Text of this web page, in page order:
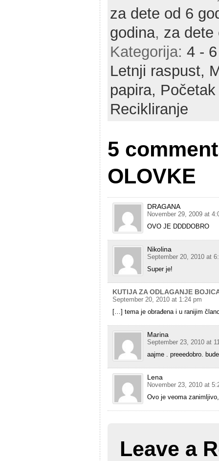
za dete od 6
godina, za dete
Kategorija: 4 -
Letnji raspust,
papira,
Recikliranje
5
OLOVKE
DRAGANA
November 29, 2009 at
OVO JE DDDDOBRO
Nikolina
September 20, 2010 at
Super je!
KUTIJA ZA ODLAGANJE
September 20, 2010 at 1:24 pm
[…] tema je obrađena i u ranijim
Marina
September 23, 2010 at
aajme . preeedobro.
Lena
November 23, 2010 at
Ovo je veoma
Leave a